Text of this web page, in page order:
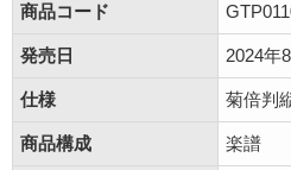
商品コード
発売日 2024年
仕様 菊倍判
商品構成 楽譜